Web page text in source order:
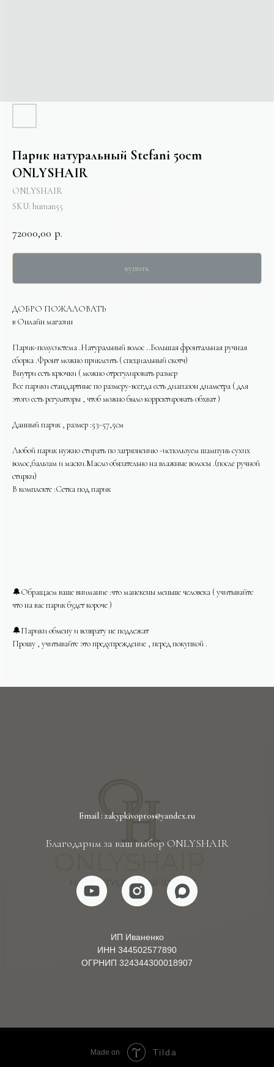
Парик натуральный Stefani 50cm
ONLYSHAIR
ONLYSHAIR
SKU: human55
72000,00 р.
купить
ДОБРО ПОЖАЛОВАТЬ
в Онлайн магазин
Парик-полусистема .Натуральный волос ..Большая фронтальная ручная
сборка .Фронт можно приклеить ( специальный скотч)
Внутри есть крючки ( можно отрегулировать размер
Все парики стандартные по размеру-всегда есть диапазон диаметра ( для
этого есть регуляторы , чтоб можно было корректировать обхват )
Данный парик , размер :53-57,5см
Любой парик нужно стирать по загрязнению -используем шампунь сухих
волос,бальзам и маски.Масло обязательно на влажные волосы .(после ручной
стирки)
В комплекте :Сетка под парик
🔔Обращаем ваше внимание :что манекены меньше человека ( учитывайте
что на вас парик будет короче )
🔔Парики обмену и возврату не подлежат
Прошу , учитывайте это предупреждение , перед покупкой .
Email : zakypkivopros@yandex.ru
Благодарим за ваш выбор ONLYSHAIR
ИП Иваненко
ИНН 344502577890
ОГРНИП 324344300018907
Made on Tilda